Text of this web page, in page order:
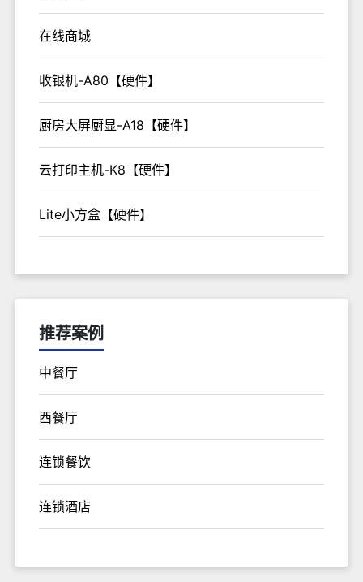
在线商城
收银机-A80【硬件】
厨房大屏厨显-A18【硬件】
云打印主机-K8【硬件】
Lite小方盒【硬件】
推荐案例
中餐厅
西餐厅
连锁餐饮
连锁酒店